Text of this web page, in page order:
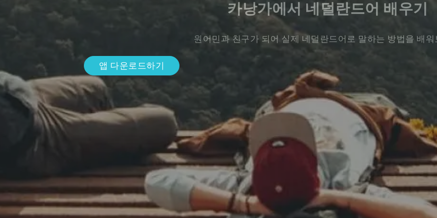
카낭가에서 네덜란드어 배우기
원어민과 친구가 되어 실제 네덜란드어로 말하는 방법을 배
앱 다운로드하기